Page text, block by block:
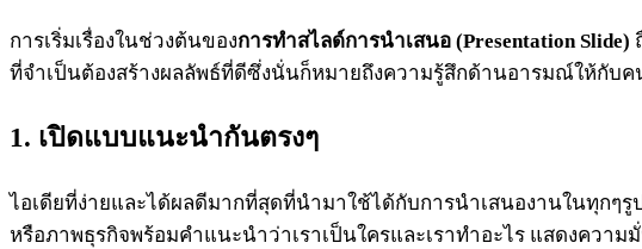
การเริ่มเรื่องในช่วงต้นของการทำสไลด์การนำเสนอ (Presentation Slide)
ที่จำเป็นต้องสร้างผลลัพธ์ที่ดีซึ่งนั่นก็หมายถึงความรู้สึกด้านอารมณ์ให้กับค
1. เปิดแบบแนะนำกันตรงๆ
ไอเดียที่ง่ายและได้ผลดีมากที่สุดที่นำมาใช้ได้กับการนำเสนองานในทุกๆ
หรือภาพธุรกิจพร้อมคำแนะนำว่าเราเป็นใครและเราทำอะไร แสดงควา